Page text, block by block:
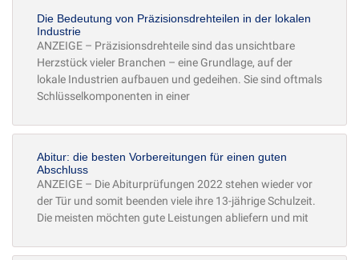
Die Bedeutung von Präzisionsdrehteilen in der lokalen
Industrie
ANZEIGE – Präzisionsdrehteile sind das unsichtbare
Herzstück vieler Branchen – eine Grundlage, auf der
lokale Industrien aufbauen und gedeihen. Sie sind oftmals
Schlüsselkomponenten in einer
Abitur: die besten Vorbereitungen für einen guten
Abschluss
ANZEIGE – Die Abiturprüfungen 2022 stehen wieder vor
der Tür und somit beenden viele ihre 13-jährige Schulzeit.
Die meisten möchten gute Leistungen abliefern und mit